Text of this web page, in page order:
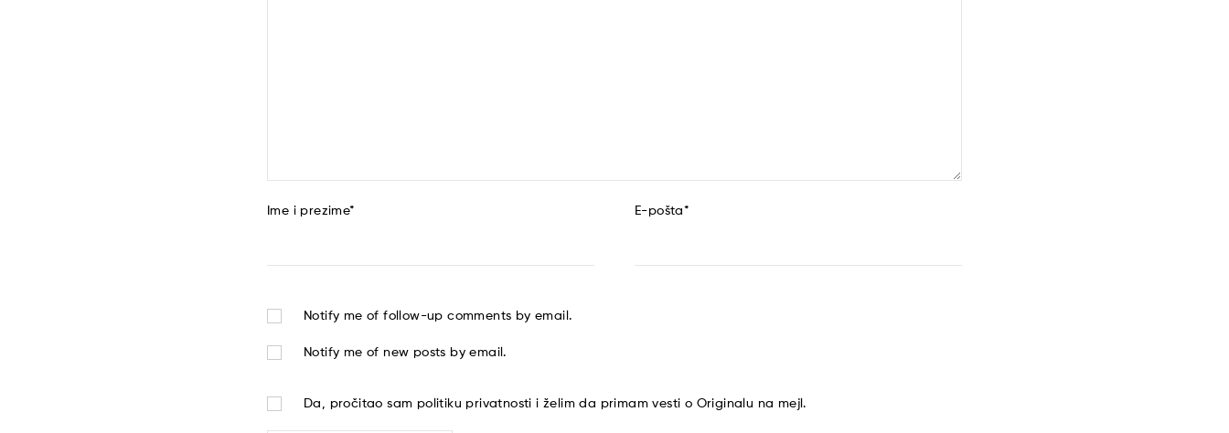
Ime i prezime* E-pošta*
Notify me of follow-up comments by email.
Notify me of new posts by email.
Da, pročitao sam politiku privatnosti i želim da primam vesti o Originalu na mejl.